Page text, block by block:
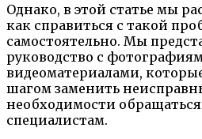
Однако, в этой статье мы
как справиться с такой
самостоятельно. Мы
руководство с
видеоматериалами,
шагом заменить
необходимости
специалистам.